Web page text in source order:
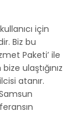
için
Biz bu
Paketi’ ile
ulaştığınız
atanır.